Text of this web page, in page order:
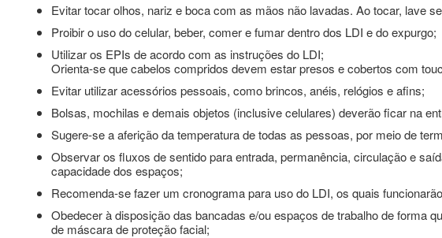
Evitar tocar olhos, nariz e boca com as mãos não lavadas. Ao tocar, lave
Proibir o uso do celular, beber, comer e fumar dentro dos LDI e do expurgo;
Utilizar os EPIs de acordo com as instruções do LDI;
Orienta-se que cabelos compridos devem estar presos e cobertos com
Evitar utilizar acessórios pessoais, como brincos, anéis, relógios e afins;
Bolsas, mochilas e demais objetos (inclusive celulares) deverão ficar na
Sugere-se a aferição da temperatura de todas as pessoas, por meio de
Observar os fluxos de sentido para entrada, permanência, circulação e
capacidade dos espaços;
Recomenda-se fazer um cronograma para uso do LDI, os quais
Obedecer à disposição das bancadas e/ou espaços de trabalho de forma
de máscara de proteção facial;